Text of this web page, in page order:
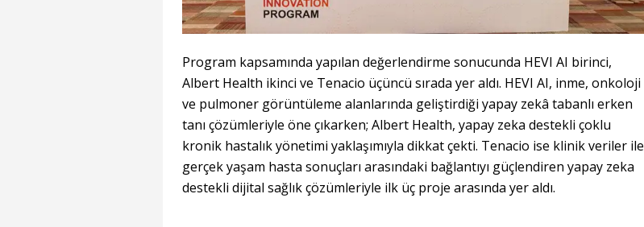
Program kapsamında yapılan değerlendirme sonucunda HEVI AI birinci,
Albert Health ikinci ve Tenacio üçüncü sırada yer aldı. HEVI AI, inme, onkoloji
ve pulmoner görüntüleme alanlarında geliştirdiği yapay zekâ tabanlı erken
tanı çözümleriyle öne çıkarken; Albert Health, yapay zeka destekli çoklu
kronik hastalık yönetimi yaklaşımıyla dikkat çekti. Tenacio ise klinik veriler ile
gerçek yaşam hasta sonuçları arasındaki bağlantıyı güçlendiren yapay zeka
destekli dijital sağlık çözümleriyle ilk üç proje arasında yer aldı.